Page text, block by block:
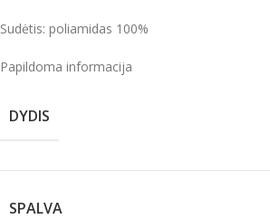
Sudėtis: poliamidas 100%
Papildoma informacija
DYDIS
SPALVA